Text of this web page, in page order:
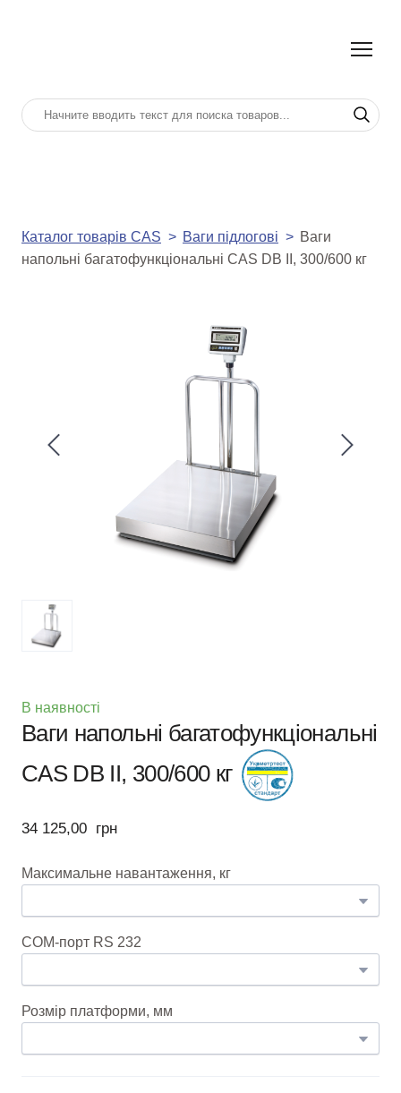
Каталог товарів CAS Ваги підлогові
Ваги
напольні багатофункціональні CAS DB II, 300/600 кг
В наявності
Ваги напольні багатофункціональні
CAS DB II, 300/600 кг
34 125,00  грн
Максимальне навантаження, кг
COM-порт RS 232
Розмір платформи, мм